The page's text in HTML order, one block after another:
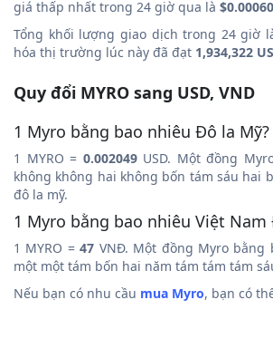
giá thấp nhất trong 24 giờ qua là
Tổng khối lượng giao dịch trong 24 giờ
hóa thị trường lúc này đã đạt 1,934,322
Quy đổi MYRO sang USD, VND
1 Myro bằng bao nhiêu Đô la Mỹ?
1 MYRO = 0.002049USD. Một đồng
không không hai không bốn tám sáu hai
đô la mỹ.
1 Myro bằng bao nhiêu Việt Nam
1 MYRO =47 VNĐ. Một đồng Myro bằng
một một tám bốn hai năm tám tám tám
Nếu bạn có nhu cầu mua Myro, bạn có